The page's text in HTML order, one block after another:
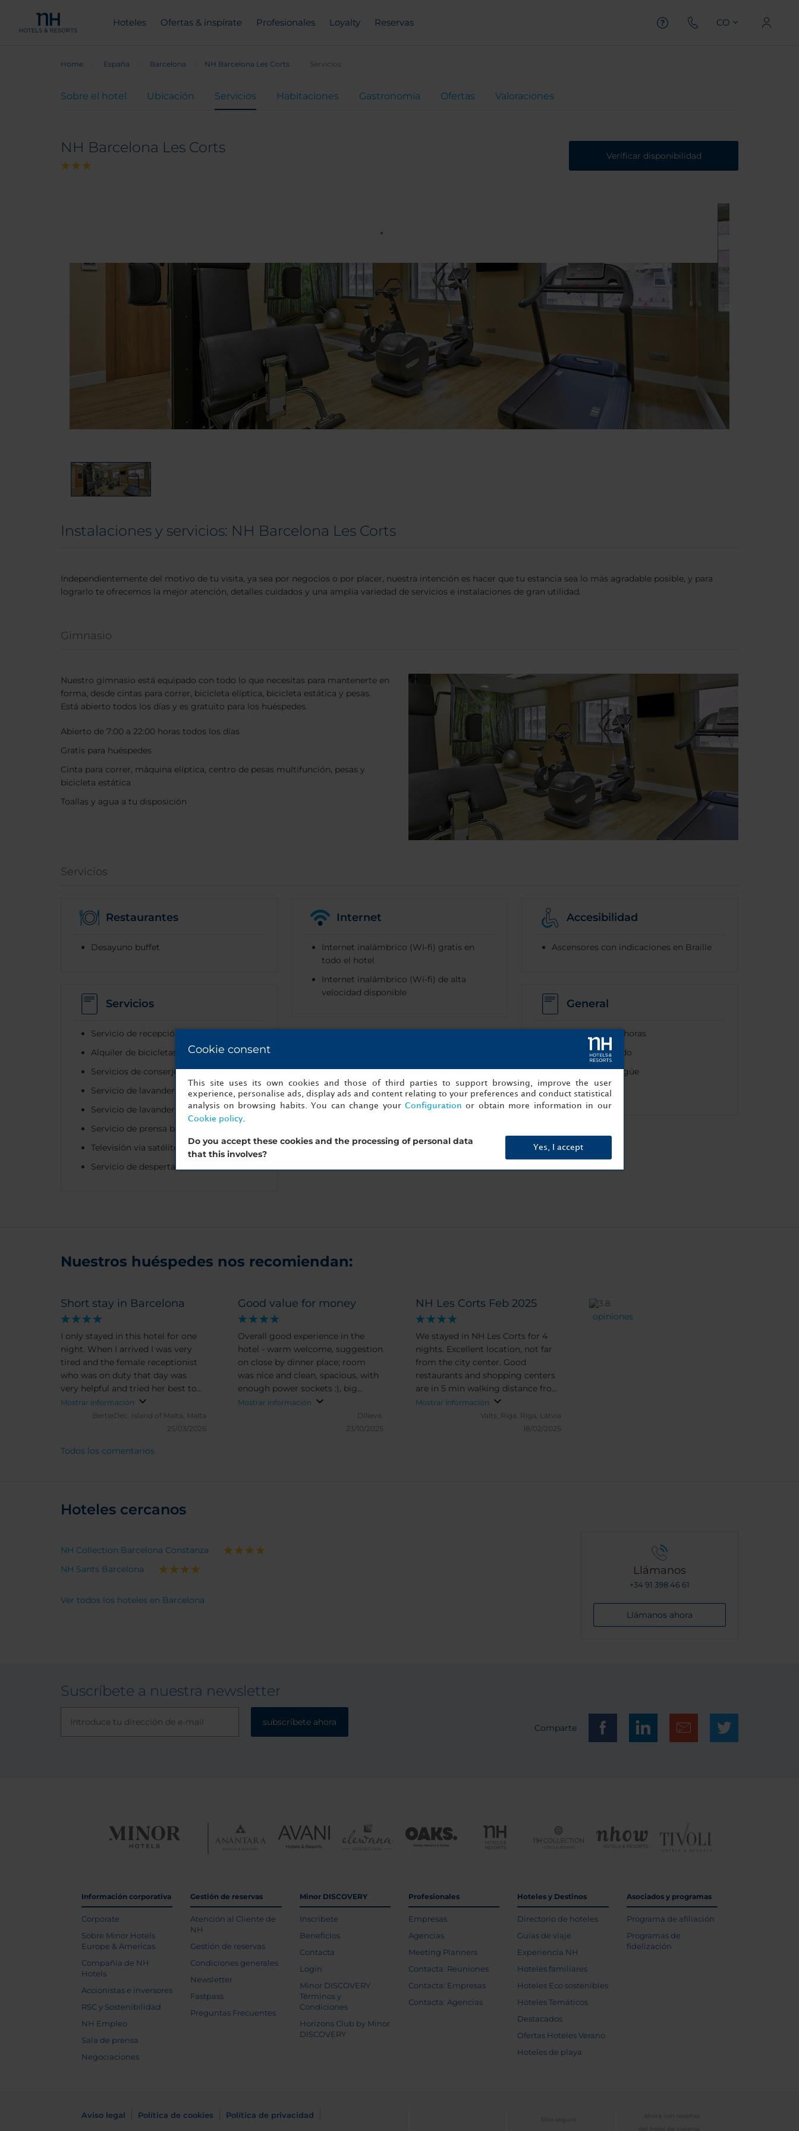
Hoteles Ofertas & inspírate Profesionales Loyalty Reservas CO
Home España Barcelona NH Barcelona Les Corts Servicios
Sobre el hotel Ubicación Servicios Habitaciones Gastronomía Ofertas Valoraciones
NH Barcelona Les Corts Verificar disponibilidad
Instalaciones y servicios: NH Barcelona Les Corts
Independientemente del motivo de tu visita, ya sea por negocios o por placer, nuestra intención es hacer que tu estancia sea lo más agradable posible, y para
lograrlo te ofrecemos la mejor atención, detalles cuidados y una amplia variedad de servicios e instalaciones de gran utilidad.
Gimnasio
Nuestro gimnasio está equipado con todo lo que necesitas para mantenerte en
forma, desde cintas para correr, bicicleta elíptica, bicicleta estática y pesas.
Está abierto todos los días y es gratuito para los huéspedes.
Abierto de 7:00 a 22:00 horas todos los días
Gratis para huéspedes
Cinta para correr, máquina elíptica, centro de pesas multifunción, pesas y
bicicleta estática
Toallas y agua a tu disposición
Servicios
Restaurantes
Desayuno buffet
Internet
Internet inalámbrico (WI-fi) gratis en
todo el hotel
Internet inalámbrico (Wi-fi) de alta
velocidad disponible
Accesibilidad
Ascensores con indicaciones en Braille
Servicios
Servicio de recepción de equipaje
Alquiler de bicicletas
Servicios de conserje
Servicio de lavanderia en seco
Servicio de lavandería
Servicio de prensa bajo solicitud
Televisión vía satélite con Sky
Servicio de despertador
General
Recepción las 24 horas
Aire acondicionado
Personal multilingüe
Caja fuerte
Nuestros huéspedes nos recomiendan:
Short stay in Barcelona
I only stayed in this hotel for one
night. When I arrived I was very
tired and the female receptionist
who was on duty that day was
very helpful and tried her best to
accommodate me. The room was
quite big and the bathroom was
Mostrar información
BertieDec.
Island of Malta, Malta
25/03/2026
Good value for money
Overall good experience in the
hotel - warm welcome, suggestion
on close by dinner place; room
was nice and clean, spacious, with
enough power sockets :), big
wardrobe and storage space.
Comfy beds and pillows. What i
disliked is the noise coming from
Mostrar información
DIlieva.
23/10/2025
NH Les Corts Feb 2025
We stayed in NH Les Corts for 4
nights. Excellent location, not far
from the city center. Good
restaurants and shopping centers
are in 5 min walking distance from
the hotel. In summary - good
value for money spent
Mostrar información
Valts_Riga.
Riga, Latvia
18/02/2025
opiniones
Todos los comentarios
Hoteles cercanos
NH Collection Barcelona Constanza
NH Sants Barcelona
Ver todos los hoteles en Barcelona
Llámanos
+34 91 398 46 61
Llámanos ahora
Suscríbete a nuestra newsletter
subscríbete ahora
Comparte
Información corporativa
Corporate
Sobre Minor Hotels
Europe & Americas
Compañía de NH
Hotels
Accionistas e inversores
RSC y Sostenibilidad
NH Empleo
Sala de prensa
Negociaciones
Gestión de reservas
Atención al Cliente de
NH
Gestión de reservas
Condiciones generales
Newsletter
Fastpass
Preguntas Frecuentes
Minor DISCOVERY
Inscríbete
Beneficios
Contacta
Login
Minor DISCOVERY
Términos y
Condiciones
Horizons Club by Minor
DISCOVERY
Profesionales
Empresas
Agencias
Meeting Planners
Contacta: Reuniones
Contacta: Empresas
Contacta: Agencias
Hoteles y Destinos
Directorio de hoteles
Guías de viaje
Experiencia NH
Hoteles familiares
Hoteles Eco sostenibles
Hoteles Temáticos
Destacados
Ofertas Hoteles Verano
Hoteles de playa
Asociados y programas
Programa de afiliación
Programas de
fidelización
Aviso legal Política de cookies Política de privacidad
Cookie consent
This site uses its own cookies and those of third parties to support browsing, improve the user
experience, personalise ads, display ads and content relating to your preferences and conduct statistical
analysis on browsing habits. You can change your Configuration or obtain more information in our
Cookie policy.
Do you accept these cookies and the processing of personal data
that this involves?
Yes, I accept